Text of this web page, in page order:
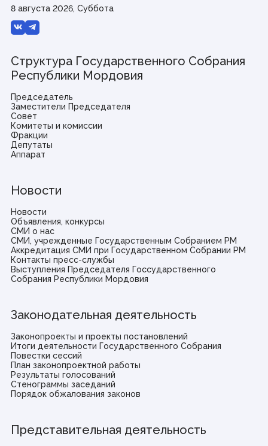
8 августа 2026, Суббота
Структура Государственного Собрания
Республики Мордовия
Председатель
Заместители Председателя
Совет
Комитеты и комиссии
Фракции
Депутаты
Аппарат
Новости
Новости
Объявления, конкурсы
СМИ о нас
СМИ, учрежденные Государственным Собранием РМ
Аккредитация СМИ при Государственном Собрании РМ
Контакты пресс-службы
Выступления Председателя Госсударственного
Собрания Республики Мордовия
Законодательная деятельность
Законопроекты и проекты постановлений
Итоги деятельности Государственного Собрания
Повестки сессий
План законопроектной работы
Результаты голосований
Стенограммы заседаний
Порядок обжалования законов
Представительная деятельность